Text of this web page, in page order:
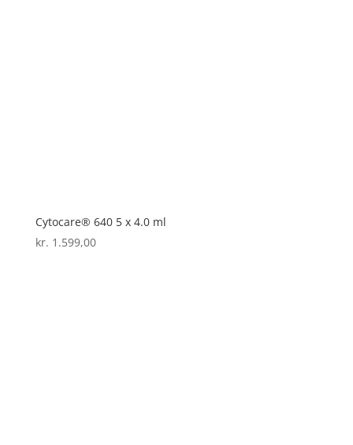
Cytocare® 640 5 x 4.0 ml
kr. 1.599,00